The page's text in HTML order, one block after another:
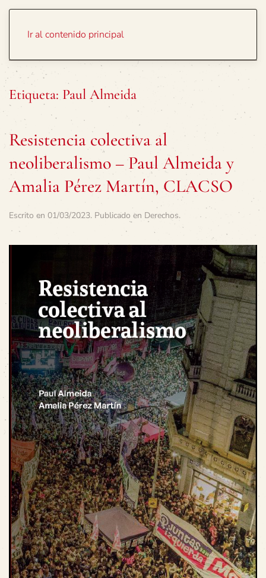
Ir al contenido principal
Etiqueta: Paul Almeida
Resistencia colectiva al
neoliberalismo – Paul Almeida y
Amalia Pérez Martín, CLACSO
Escrito en 01/03/2023. Publicado en Derechos.